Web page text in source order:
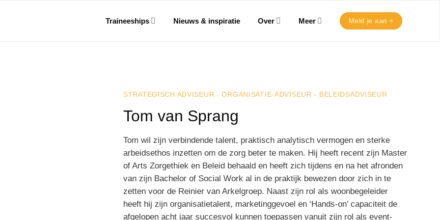
Traineeships Nieuws & inspiratie Over Meer Meld je aan +
STRATEGISCH ADVISEUR - ORGANISATIE-ADVISEUR - BELEIDSADVISEUR
Tom van Sprang
Tom wil zijn verbindende talent, praktisch analytisch vermogen en sterke
arbeidsethos inzetten om de zorg beter te maken. Hij heeft recent zijn Master
of Arts Zorgethiek en Beleid behaald en heeft zich tijdens en na het afronden
van zijn Bachelor of Social Work al in de praktijk bewezen door zich in te
zetten voor de Reinier van Arkelgroep. Naast zijn rol als woonbegeleider
heeft hij zijn organisatietalent, marketinggevoel en ‘Hands-on’ capaciteit de
afgelopen acht jaar succesvol kunnen toepassen vanuit zijn rol als event-